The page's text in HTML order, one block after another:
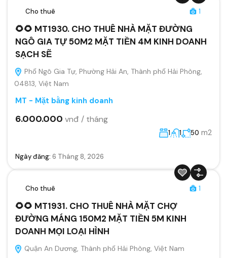
Cho thuê 1
🌻🌻 MT1930. CHO THUÊ NHÀ MẶT ĐƯỜNG
NGÔ GIA TỰ 50M2 MẶT TIỀN 4M KINH DOANH
SẠCH SẼ
Phố Ngô Gia Tự, Phường Hải An, Thành phố Hải Phòng,
04813, Việt Nam
MT - Mặt bằng kinh doanh
6.000.000 vnđ / tháng
1 1 50 m2
Ngày đăng: 6 Tháng 8, 2026
Cho thuê 1
🌻🌻 MT1931. CHO THUÊ NHÀ MẶT CHỢ
ĐƯỜNG MÁNG 150M2 MẶT TIỀN 5M KINH
DOANH MỌI LOẠI HÌNH
Quận An Dương, Thành phố Hải Phòng, Việt Nam